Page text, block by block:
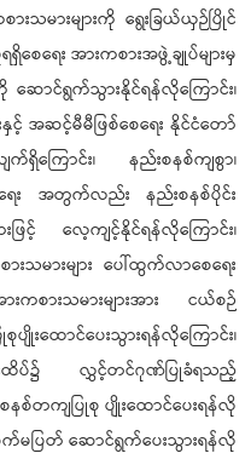
သမားများကို ရွေးခြယ်ယှဉ်ပြိုင်
စေရေး အားကစားအဖွဲ့ချုပ်များမှ
ဆောင်ရွက်သွားနိုင်ရန်လိုကြောင်း၊
နှင့် အဆင့်မီမီဖြစ်စေရေး နိုင်ငံတော်
ကြောင်း၊ နည်းစနစ်ကျစွာ၊
ေရေး အတွက်လည်း နည်းစနစ်ပိုင်း
ားဖြင့် လေ့ကျင့်နိုင်ရန်လိုကြောင်း၊
သမားများ ပေါ်ထွက်လာစေရေး
စားသမားများအား ငယ်စဉ်
ထောင်ပေးသွားရန်လိုကြောင်း၊
ပ်၌ လွှင့်တင်ဂုဏ်ပြုခံရသည့်
စနစ်တကျပြုစု ပျိုးထောင်ပေးရန်လို
က်မပြတ် ဆောင်ရွက်ပေးသွားရန်လို